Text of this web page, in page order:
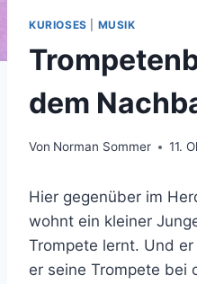
KURIOSES MUSIK
dem
Von Norman Sommer 11.
Hier gegenüber im
wohnt ein kleiner
Trompete lernt. Und
er seine Trompete bei